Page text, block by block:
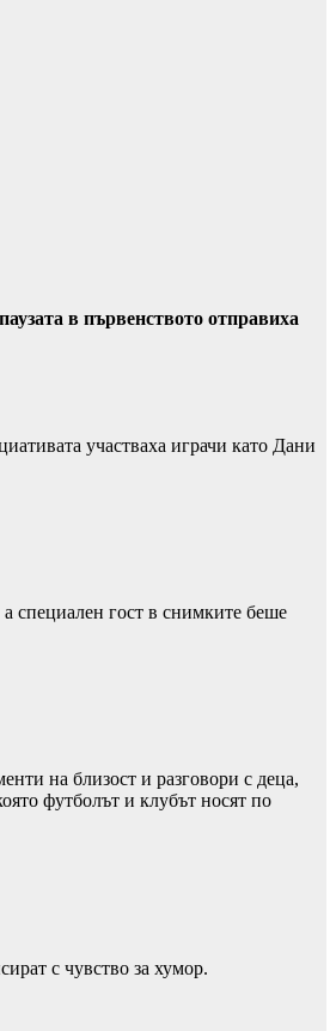
в първенството отправиха
участваха играчи като Дани
специален гост в снимките беше
на близост и разговори с деца,
футболът и клубът носят по
с чувство за хумор.